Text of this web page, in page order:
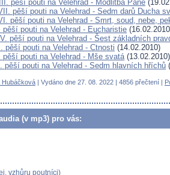
pěší pouti na Velehrad - Modlitba Páně
pěší pouti na Velehrad - Sedm darů Ducha
pěší pouti na Velehrad - Smrt, soud, nebe,
pěší pouti na Velehrad - Eucharistie
pěší pouti na Velehrad - Šest základních
pěší pouti na Velehrad - Ctnosti (14.02.2010)
pouti na Velehrad - Mše svatá (13.02.2010)
pěší pouti na Velehrad - Sedm hlavních hříchů
Hubáčková | Vydáno dne 27. 08. 2022 | 4856 přečtení |
(v mp3) pro vás:
vzhůru poutníci)